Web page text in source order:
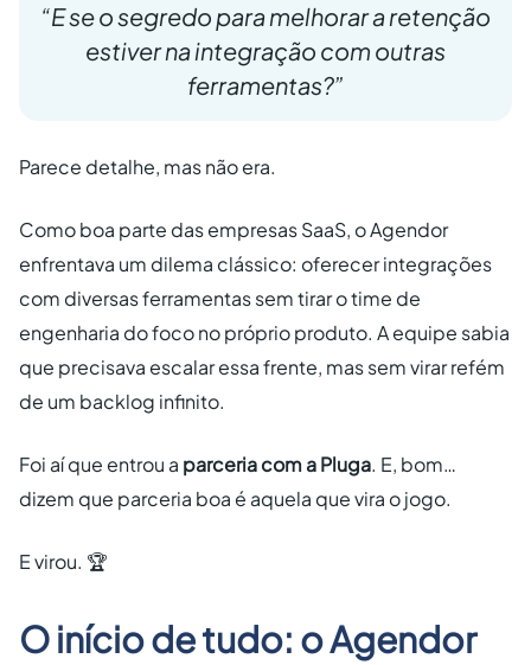
“E se o segredo para melhorar a retenção
estiver na integração com outras
ferramentas?”
Parece detalhe, mas não era.
Como boa parte das empresas SaaS, o Agendor
enfrentava um dilema clássico: oferecer integrações
com diversas ferramentas sem tirar o time de
engenharia do foco no próprio produto. A equipe sabia
que precisava escalar essa frente, mas sem virar refém
de um backlog infinito.
Foi aí que entrou a parceria com a Pluga. E, bom…
dizem que parceria boa é aquela que vira o jogo.
E virou. 🏆
O início de tudo: o Agendor